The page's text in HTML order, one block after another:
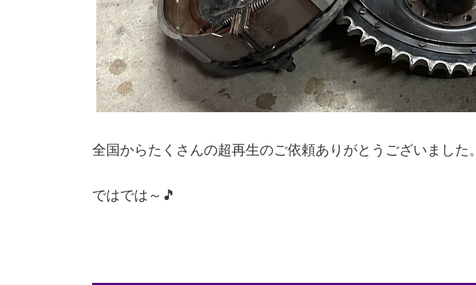
全国からたくさんの超再生のご依頼ありがとうございました。
ではでは～🎵